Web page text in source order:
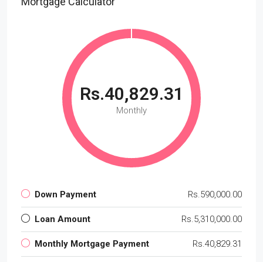
Rs.40,829.31
Monthly
Down Payment Rs.590,000.00
Loan Amount Rs.5,310,000.00
Monthly Mortgage Payment Rs.40,829.31